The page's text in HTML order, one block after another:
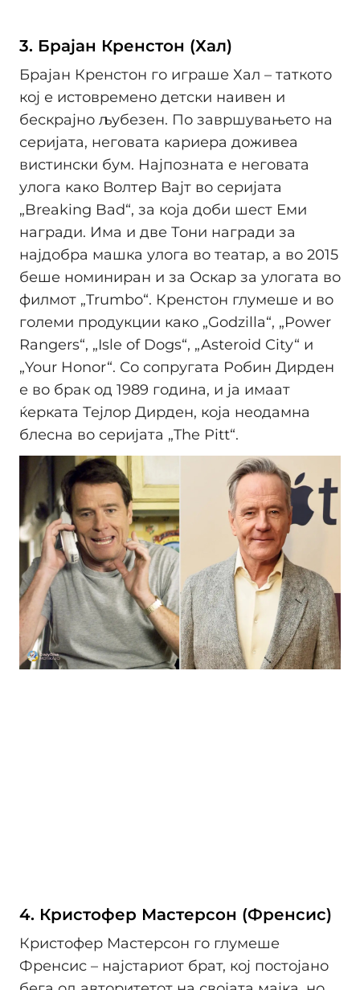
3. Брајан Кренстон (Хал)
Брајан Кренстон го играше Хал – таткото
кој е истовремено детски наивен и
бескрајно љубезен. По завршувањето на
серијата, неговата кариера доживеа
вистински бум. Најпозната е неговата
улога како Волтер Вајт во серијата
„Breaking Bad“, за која доби шест Еми
награди. Има и две Тони награди за
најдобра машка улога во театар, а во 2015
беше номиниран и за Оскар за улогата во
филмот „Trumbo“. Кренстон глумеше и во
големи продукции како „Godzilla“, „Power
Rangers“, „Isle of Dogs“, „Asteroid City“ и
„Your Honor“. Со сопругата Робин Дирден
е во брак од 1989 година, и ја имаат
ќерката Тејлор Дирден, која неодамна
блесна во серијата „The Pitt“.
4. Кристофер Мастерсон (Френсис)
Кристофер Мастерсон го глумеше
Френсис – најстариот брат, кој постојано